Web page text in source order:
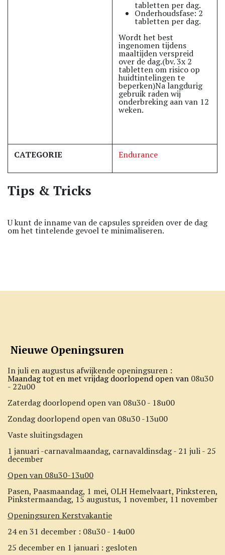
tabletten per dag.
Onderhoudsfase: 2
tabletten per dag.
Wordt het best
ingenomen tijdens
maaltijden verspreid
over de dag.(bv. 3x 2
tabletten om risico op
huidtintelingen te
beperken)Na langdurig
gebruik raden wij
onderbreking aan van 12
weken.
CATEGORIE Endurance
Tips & Tricks
U kunt de inname van de capsules spreiden over de dag
om het tintelende gevoel te minimaliseren.
Nieuwe Openingsuren
In juli en augustus afwijkende openingsuren :
Maandag tot en met vrijdag doorlopend open van 08u30
- 22u00
Zaterdag doorlopend open van 08u30 - 18u00
Zondag doorlopend open van 08u30 -13u00
Vaste sluitingsdagen
1 januari -carnavalmaandag, carnavaldinsdag - 21 juli - 25
december
Open van 08u30-13u00
Pasen, Paasmaandag, 1 mei, OLH Hemelvaart, Pinksteren,
Pinkstermaandag, 15 augustus, 1 november, 11 november
Openingsuren Kerstvakantie
24 en 31 december : 08u30 - 14u00
25 december en 1 januari : gesloten